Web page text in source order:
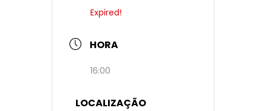
Expired!
HORA
16:00
LOCALIZAÇÃO